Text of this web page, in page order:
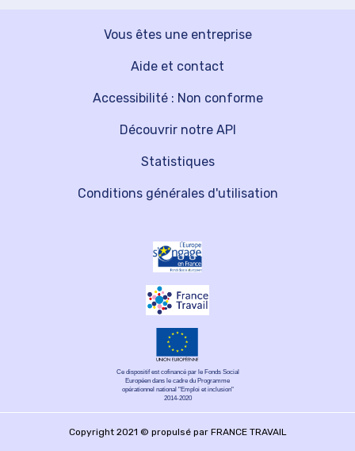
Vous êtes une entreprise
Découvrir notre API
Aide et contact
Statistiques
Accessibilité : Non conforme
Conditions générales d'utilisation
Ce dispositif est cofinancé par le Fonds Social
Européen dans le cadre du Programme
opérationnel national "Emploi et inclusion"
2014-2020
Copyright 2021 © propulsé par FRANCE TRAVAIL